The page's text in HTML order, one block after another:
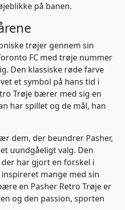
på banen.
trøjer gennem sin
FC med trøje nummer
Den klassiske røde farve
et symbol på hans tid i
Trøje bærer med sig en
har spillet og de mål, han
dem, der beundrer Pasher,
uundgåeligt valg. Den
har gjort en forskel i
mange med sin
en Pasher Retro Trøje er
og den passion, sporten